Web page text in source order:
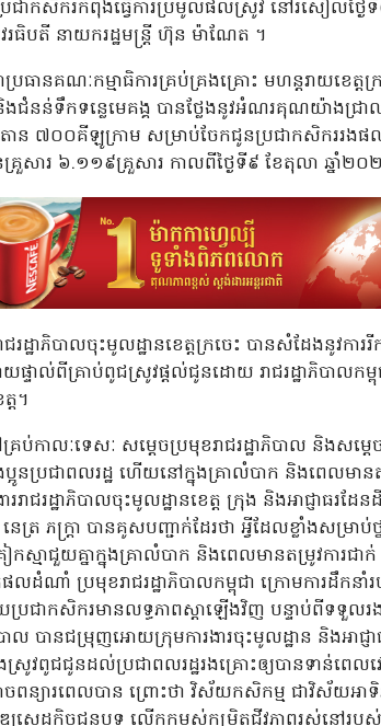
សិករកំពុងធ្វើការប្រមូលផលស្រូវ នៅរសៀលថ្ងៃទី
បតី នាយករដ្ឋមន្ត្រី ហ៊ុន ម៉ាណែត ។
ធានគណៈកម្មាធិការគ្រប់គ្រងគ្រោះ មហន្តរាយខេត្តក្
ជំនន់ទឹកទន្លេមេគង្គ បានថ្លែងនូវអំណរគុណយ៉ាងជ្រា
ោន ៧០០គីឡូក្រាម សម្រាប់ចែកជូនប្រជាកសិកររងផ
រ ៦.១១៩គ្រួសារ កាលពីថ្ងៃទី៩ ខែតុលា ឆ្នាំ២០២
រាជរដ្ឋាភិបាលចុះមូលដ្ឋានខេត្តក្រចេះ បានសំដែងនូ
ពីគ្រាប់ពូជស្រូវផ្តល់ជូនដោយ រាជរដ្ឋាភិបាលកម្ពុជា
ត។
រប់កាលៈទេសៈ សម្តេចប្រមុខរាជរដ្ឋាភិបាល និងសម្ត
អូនប្រជាពលរដ្ឋ ហើយនៅក្នុងគ្រាលំបាក និងពេលមាន
រាជរដ្ឋាភិបាលចុះមូលដ្ឋានខេត្ត ក្រុង និងអាជ្ញាធរ
រ ភក្ត្រា បានគូសបញ្ជាក់ដែរថា អ្វីដែលខ្លាំងសម្រាប់
ស្មាជួយគ្នាក្នុងគ្រាលំបាក និងពេលមានតម្រូវការជាក់
ណាំ ប្រមុខរាជរដ្ឋាភិបាលកម្ពុជា ក្រោមការដឹកនាំ
ជាកសិករមានលទ្ធភាពស្តាឡើងវិញ បន្ទាប់ពីទទួលរ
ល បានជម្រុញអោយក្រុមការងារចុះមូលដ្ឋាន និងអាជ្ញា
ងស្រូវពូជជូនដល់ប្រជាពលរដ្ឋរងគ្រោះឲ្យបានទាន់ពេ
ចពន្យារពេលបាន ព្រោះថា វិស័យកសិកម្ម ជាវិស័យ
សេដ្ឋកិច្ចជនបទ លើកកម្ពស់កម្រិតជីវភាពរស់នៅរបស់